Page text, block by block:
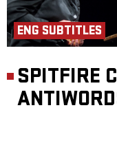
ENG SUBTITLES
SPITFIRE